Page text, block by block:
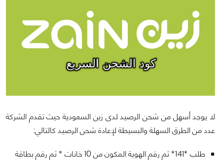
لا يوجد أسهل من شحن الرصيد لدى زين السعودية حيث تقدم الشركة
عدد من الطرق السهلة والبسيطة لإعادة شحن الرصيد كالتالي:
طلب *141* ثم رقم الهوية المكون من 10 خانات * ثم رقم بطاقة